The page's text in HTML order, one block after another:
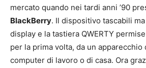
mercato quando nei tardi anni ’90
BlackBerry. Il dispositivo tascabili
display e la tastiera QWERTY
per la prima volta, da un apparecchio
computer di lavoro o di casa. Ora